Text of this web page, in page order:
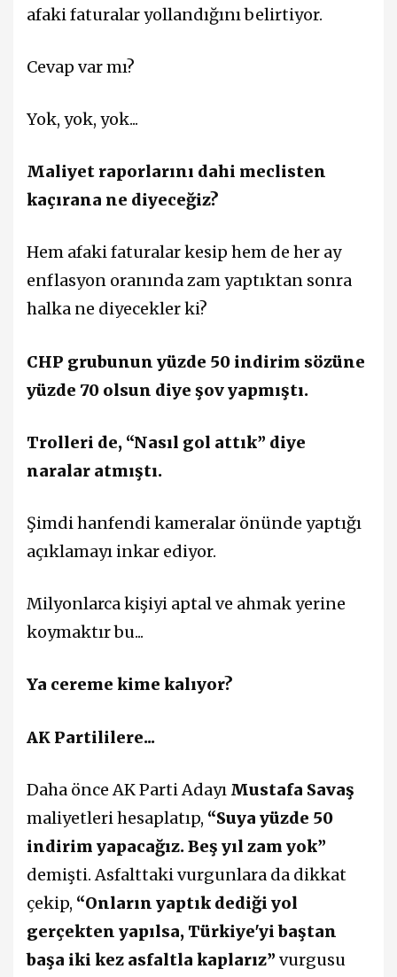
afaki faturalar yollandığını belirtiyor.
Cevap var mı?
Yok, yok, yok...
Maliyet raporlarını dahi meclisten
kaçırana ne diyeceğiz?
Hem afaki faturalar kesip hem de her ay
enflasyon oranında zam yaptıktan sonra
halka ne diyecekler ki?
CHP grubunun yüzde 50 indirim sözüne
yüzde 70 olsun diye şov yapmıştı.
Trolleri de, “Nasıl gol attık” diye
naralar atmıştı.
Şimdi hanfendi kameralar önünde yaptığı
açıklamayı inkar ediyor.
Milyonlarca kişiyi aptal ve ahmak yerine
koymaktır bu...
Ya cereme kime kalıyor?
AK Partililere...
Daha önce AK Parti Adayı Mustafa Savaş
maliyetleri hesaplatıp, “Suya yüzde 50
indirim yapacağız. Beş yıl zam yok”
demişti. Asfalttaki vurgunlara da dikkat
çekip, “Onların yaptık dediği yol
gerçekten yapılsa, Türkiye'yi baştan
başa iki kez asfaltla kaplarız” vurgusu